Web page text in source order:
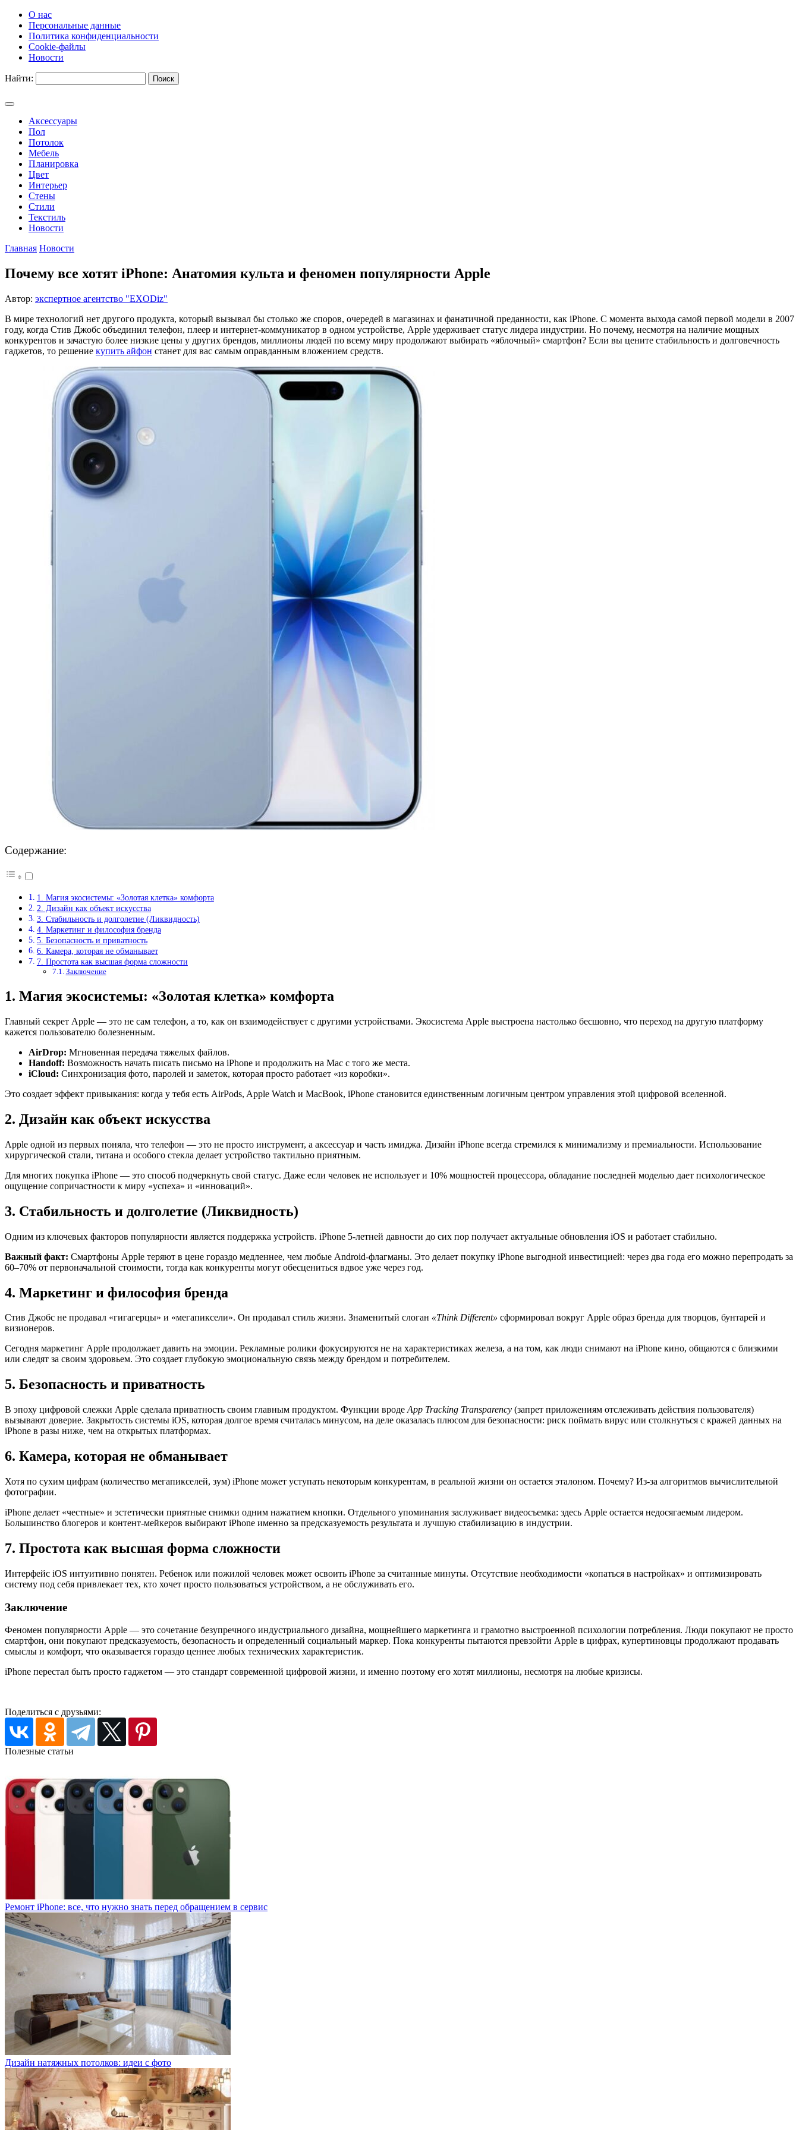
О нас
Персональные данные
Политика конфиденциальности
Cookie-файлы
Новости
Найти:
Аксессуары
Пол
Потолок
Мебель
Планировка
Цвет
Интерьер
Стены
Стили
Текстиль
Новости
Главная Новости
Почему все хотят iPhone: Анатомия культа и феномен популярности Apple
Автор: экспертное агентство "EXODiz"
В мире технологий нет другого продукта, который вызывал бы столько же споров, очередей в магазинах и фанатичной преданности, как iPhone. С момента выхода самой первой модели в 2007
году, когда Стив Джобс объединил телефон, плеер и интернет-коммуникатор в одном устройстве, Apple удерживает статус лидера индустрии. Но почему, несмотря на наличие мощных
конкурентов и зачастую более низкие цены у других брендов, миллионы людей по всему миру продолжают выбирать «яблочный» смартфон? Если вы цените стабильность и долговечность
гаджетов, то решение купить айфон станет для вас самым оправданным вложением средств.
Содержание:
1. Магия экосистемы: «Золотая клетка» комфорта
2. Дизайн как объект искусства
3. Стабильность и долголетие (Ликвидность)
4. Маркетинг и философия бренда
5. Безопасность и приватность
6. Камера, которая не обманывает
7. Простота как высшая форма сложности
Заключение
1. Магия экосистемы: «Золотая клетка» комфорта
Главный секрет Apple — это не сам телефон, а то, как он взаимодействует с другими устройствами. Экосистема Apple выстроена настолько бесшовно, что переход на другую платформу
кажется пользователю болезненным.
AirDrop: Мгновенная передача тяжелых файлов.
Handoff: Возможность начать писать письмо на iPhone и продолжить на Mac с того же места.
iCloud: Синхронизация фото, паролей и заметок, которая просто работает «из коробки».
Это создает эффект привыкания: когда у тебя есть AirPods, Apple Watch и MacBook, iPhone становится единственным логичным центром управления этой цифровой вселенной.
2. Дизайн как объект искусства
Apple одной из первых поняла, что телефон — это не просто инструмент, а аксессуар и часть имиджа. Дизайн iPhone всегда стремился к минимализму и премиальности. Использование
хирургической стали, титана и особого стекла делает устройство тактильно приятным.
Для многих покупка iPhone — это способ подчеркнуть свой статус. Даже если человек не использует и 10% мощностей процессора, обладание последней моделью дает психологическое
ощущение сопричастности к миру «успеха» и «инноваций».
3. Стабильность и долголетие (Ликвидность)
Одним из ключевых факторов популярности является поддержка устройств. iPhone 5-летней давности до сих пор получает актуальные обновления iOS и работает стабильно.
Важный факт: Смартфоны Apple теряют в цене гораздо медленнее, чем любые Android-флагманы. Это делает покупку iPhone выгодной инвестицией: через два года его можно перепродать за
60–70% от первоначальной стоимости, тогда как конкуренты могут обесцениться вдвое уже через год.
4. Маркетинг и философия бренда
Стив Джобс не продавал «гигагерцы» и «мегапиксели». Он продавал стиль жизни. Знаменитый слоган «Think Different» сформировал вокруг Apple образ бренда для творцов, бунтарей и
визионеров.
Сегодня маркетинг Apple продолжает давить на эмоции. Рекламные ролики фокусируются не на характеристиках железа, а на том, как люди снимают на iPhone кино, общаются с близкими
или следят за своим здоровьем. Это создает глубокую эмоциональную связь между брендом и потребителем.
5. Безопасность и приватность
В эпоху цифровой слежки Apple сделала приватность своим главным продуктом. Функции вроде App Tracking Transparency (запрет приложениям отслеживать действия пользователя)
вызывают доверие. Закрытость системы iOS, которая долгое время считалась минусом, на деле оказалась плюсом для безопасности: риск поймать вирус или столкнуться с кражей данных на
iPhone в разы ниже, чем на открытых платформах.
6. Камера, которая не обманывает
Хотя по сухим цифрам (количество мегапикселей, зум) iPhone может уступать некоторым конкурентам, в реальной жизни он остается эталоном. Почему? Из-за алгоритмов вычислительной
фотографии.
iPhone делает «честные» и эстетически приятные снимки одним нажатием кнопки. Отдельного упоминания заслуживает видеосъемка: здесь Apple остается недосягаемым лидером.
Большинство блогеров и контент-мейкеров выбирают iPhone именно за предсказуемость результата и лучшую стабилизацию в индустрии.
7. Простота как высшая форма сложности
Интерфейс iOS интуитивно понятен. Ребенок или пожилой человек может освоить iPhone за считанные минуты. Отсутствие необходимости «копаться в настройках» и оптимизировать
систему под себя привлекает тех, кто хочет просто пользоваться устройством, а не обслуживать его.
Заключение
Феномен популярности Apple — это сочетание безупречного индустриального дизайна, мощнейшего маркетинга и грамотно выстроенной психологии потребления. Люди покупают не просто
смартфон, они покупают предсказуемость, безопасность и определенный социальный маркер. Пока конкуренты пытаются превзойти Apple в цифрах, купертиновцы продолжают продавать
смыслы и комфорт, что оказывается гораздо ценнее любых технических характеристик.
iPhone перестал быть просто гаджетом — это стандарт современной цифровой жизни, и именно поэтому его хотят миллионы, несмотря на любые кризисы.
Поделиться с друзьями:
Полезные статьи
Ремонт iPhone: все, что нужно знать перед обращением в сервис
Дизайн натяжных потолков: идеи с фото